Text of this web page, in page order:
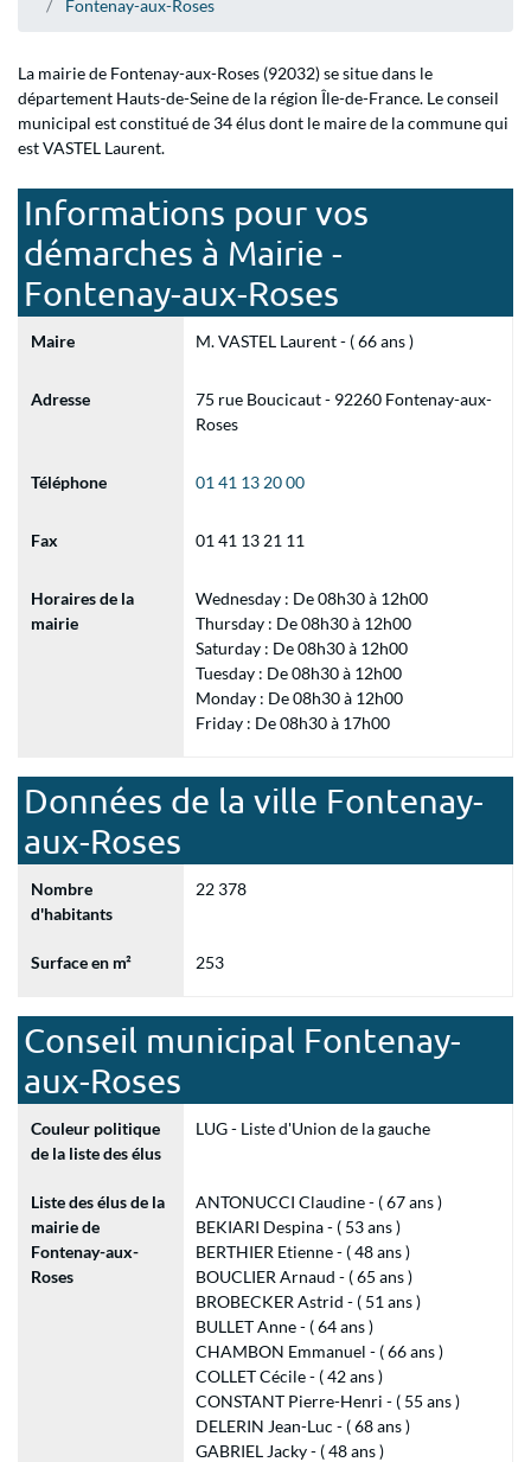
Fontenay-aux-Roses
La mairie de Fontenay-aux-Roses (92032) se situe dans le
département Hauts-de-Seine de la région Île-de-France. Le conseil
municipal est constitué de 34 élus dont le maire de la commune qui
est VASTEL Laurent.
Informations pour vos
démarches à Mairie -
Fontenay-aux-Roses
Maire M. VASTEL Laurent - ( 66 ans )
Adresse
75 rue Boucicaut - 92260 Fontenay-aux-
Roses
Téléphone 01 41 13 20 00
Fax 01 41 13 21 11
Horaires de la
mairie
Wednesday : De 08h30 à 12h00
Thursday : De 08h30 à 12h00
Saturday : De 08h30 à 12h00
Tuesday : De 08h30 à 12h00
Monday : De 08h30 à 12h00
Friday : De 08h30 à 17h00
Données de la ville Fontenay-
aux-Roses
Nombre
d'habitants
22 378
Surface en m² 253
Conseil municipal Fontenay-
aux-Roses
Couleur politique
de la liste des élus
LUG - Liste d'Union de la gauche
Liste des élus de la
mairie de
Fontenay-aux-
Roses
ANTONUCCI Claudine - ( 67 ans )
BEKIARI Despina - ( 53 ans )
BERTHIER Etienne - ( 48 ans )
BOUCLIER Arnaud - ( 65 ans )
BROBECKER Astrid - ( 51 ans )
BULLET Anne - ( 64 ans )
CHAMBON Emmanuel - ( 66 ans )
COLLET Cécile - ( 42 ans )
CONSTANT Pierre-Henri - ( 55 ans )
DELERIN Jean-Luc - ( 68 ans )
GABRIEL Jacky - ( 48 ans )